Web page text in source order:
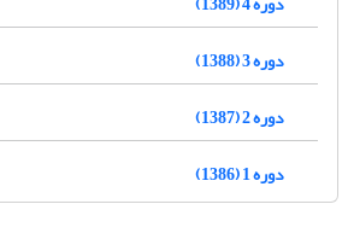
دوره 3 (1388)
دوره 2 (1387)
دوره 1 (1386)